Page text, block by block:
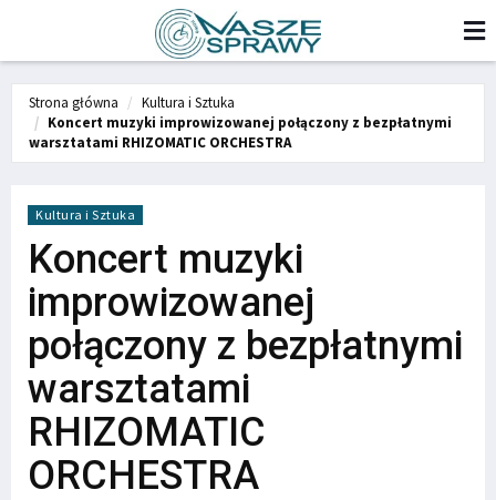
Strona główna
Kultura i Sztuka
Koncert muzyki improwizowanej połączony z bezpłatnymi
warsztatami RHIZOMATIC ORCHESTRA
Kultura i Sztuka
Koncert muzyki
improwizowanej
połączony z bezpłatnymi
warsztatami
RHIZOMATIC
ORCHESTRA